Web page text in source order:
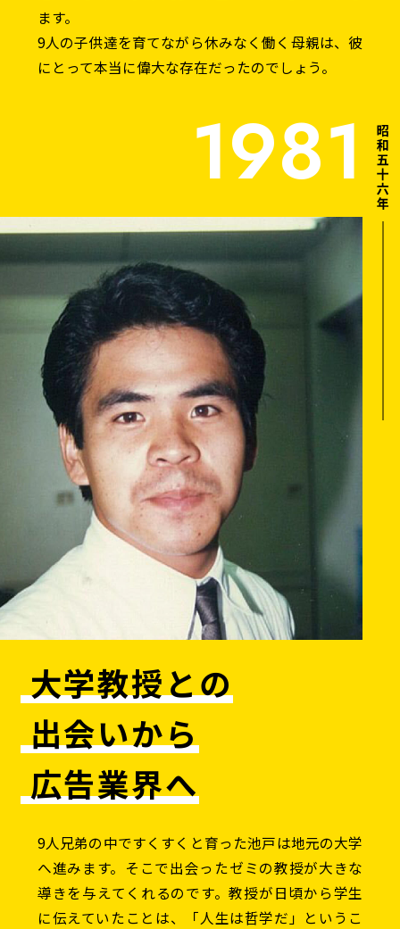
ます。
9人の子供達を育てながら休みなく働く母親は、彼
にとって本当に偉大な存在だったのでしょう。
1981
大学教授との
出会いから
広告業界へ
9人兄弟の中ですくすくと育った池戸は地元の大学
へ進みます。そこで出会ったゼミの教授が大きな
導きを与えてくれるのです。教授が日頃から学生
に伝えていたことは、「人生は哲学だ」というこ